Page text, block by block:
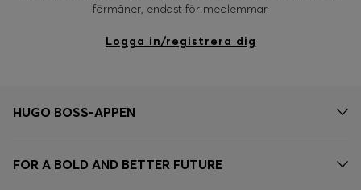
förmåner, endast för medlemmar.
Logga in/registrera dig
HUGO BOSS-APPEN
FOR A BOLD AND BETTER FUTURE